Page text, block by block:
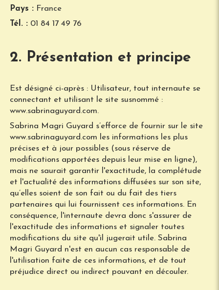
Pays : France
Tél. : 01 84 17 49 76
2. Présentation et principe
Est désigné ci-après : Utilisateur, tout internaute se
connectant et utilisant le site susnommé :
www.sabrinaguyard.com.
Sabrina Magri Guyard s’efforce de fournir sur le site
www.sabrinaguyard.com les informations les plus
précises et à jour possibles (sous réserve de
modifications apportées depuis leur mise en ligne),
mais ne saurait garantir l'exactitude, la complétude
et l'actualité des informations diffusées sur son site,
qu’elles soient de son fait ou du fait des tiers
partenaires qui lui fournissent ces informations. En
conséquence, l'internaute devra donc s'assurer de
l'exactitude des informations et signaler toutes
modifications du site qu'il jugerait utile. Sabrina
Magri Guyard n'est en aucun cas responsable de
l'utilisation faite de ces informations, et de tout
préjudice direct ou indirect pouvant en découler.